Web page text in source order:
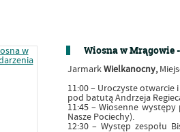
Wiosna w Mrągowie
JarmarkWielkanocny,
11:00 – Uroczyste
pod batutą Andrzeja
11:45 – Wiosenne
Nasze Pociechy).
12:30 – Występ zespołu